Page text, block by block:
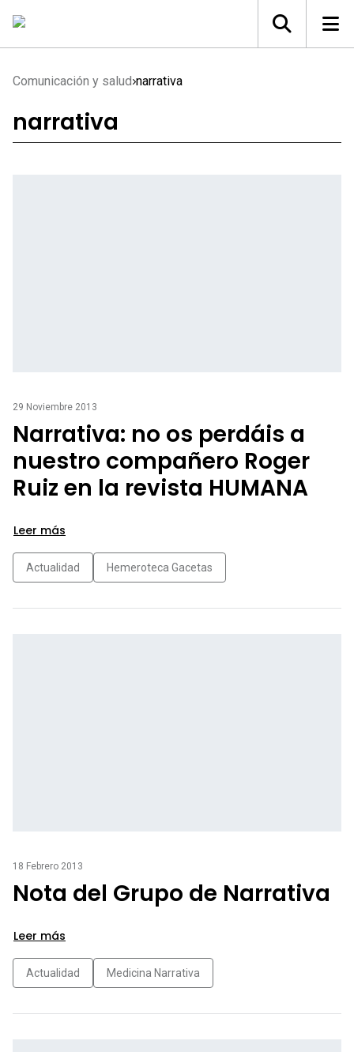
Comunicación y salud narrativa
narrativa
29 Noviembre 2013
Narrativa: no os perdáis a
nuestro compañero Roger
Ruiz en la revista HUMANA
Leer más
Actualidad Hemeroteca Gacetas
18 Febrero 2013
Nota del Grupo de Narrativa
Leer más
Actualidad Medicina Narrativa